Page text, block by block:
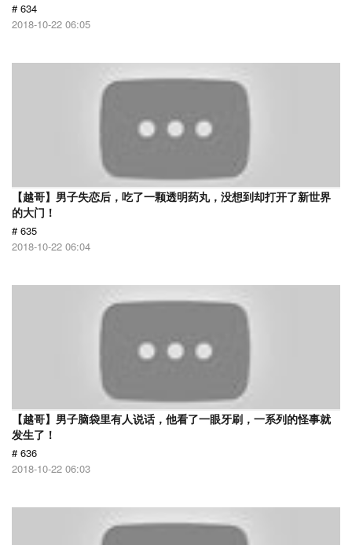
# 634
2018-10-22 06:05
【越哥】男子失恋后，吃了一颗透明药丸，没想到却打开了新世界
的大门！
# 635
2018-10-22 06:04
【越哥】男子脑袋里有人说话，他看了一眼牙刷，一系列的怪事就
发生了！
# 636
2018-10-22 06:03